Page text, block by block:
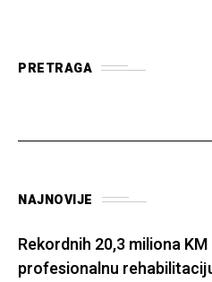
PRETRAGA
NAJNOVIJE
Rekordnih 20,3 miliona
profesionalnu